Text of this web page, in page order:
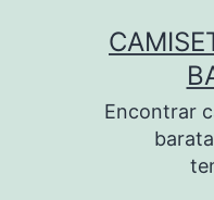
Encontrar